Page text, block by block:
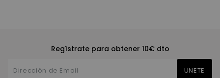
Regístrate para obtener 10€ dto
UNETE